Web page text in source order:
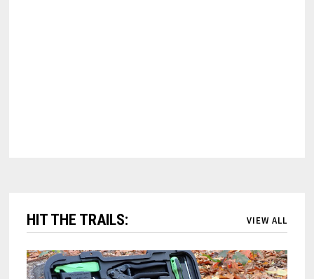
HIT THE TRAILS: VIEW ALL